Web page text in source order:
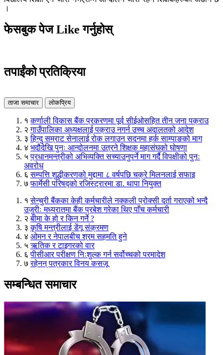
।
फेसबुक पेज Like गर्नुहोस्
तपाईंको प्रतिक्रिया
ताजा समाचार लोकप्रिय
१ कर्णाली विकास बैंक प्रकरणमा पूर्व सीईओसहित तीन जना पक्राउ
२ गाउँपालिका अध्यक्षलाई पक्राउ नगर्न उच्च अदालतको आदेश
३ हिन्दु सम्राट सेनालाई रोक लगाउन सदनमा हर्क साम्पाङको माग
४ भदौदेखि पुनः आन्दोलनमा उत्रने शिक्षक महासंघको घोषणा
५ प्रधानमन्त्रीको अभिव्यक्ति सच्याउनुपर्ने माग गर्दै विपक्षीको पुनः
अवरोध
६ सम्पत्ति शुद्धीकरणको मुद्दामा ८ वर्षपछि चक्रे मिलनलाई सफाइ
७ फार्मेसी परिषद्को रजिस्ट्रारमा डा. थापा नियुक्त
१ सेन्चुरी बैंकका केही कर्मचारीले नक्कली प्रोक्सी दर्ता गराएको भन्दै
उजुरीः मध्यरातमा बैंक प्रबेश गरेका थिए पाँच कर्मचारी
२ बीमा के हो र किन गर्ने ?
३ कृषि मन्त्रीलाई डेंगू संक्रमण
४ ओमन र नेपालबीच श्रम सहमति हुने
५ ऋतिक र टाइगरको वार
६ पीसीआर परीक्षण निःशुल्क गर्न सर्वोच्चको परमादेश
७ रहेनन् पत्रकार विनय कसजू
सम्बन्धित समाचार